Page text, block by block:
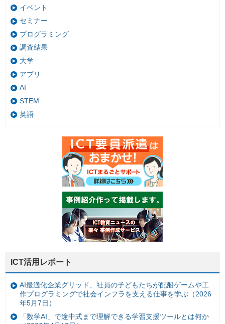
イベント
セミナー
プログラミング
調査結果
大学
アプリ
AI
STEM
英語
ICT活用レポート
AI最適化企業グリッド、社員の子どもたちが配船ゲームや工
作プログラミングで社会インフラを支える仕事を学ぶ（2026
年5月7日）
「数学AI」で途中式まで理解できる学習支援ツールとは何か